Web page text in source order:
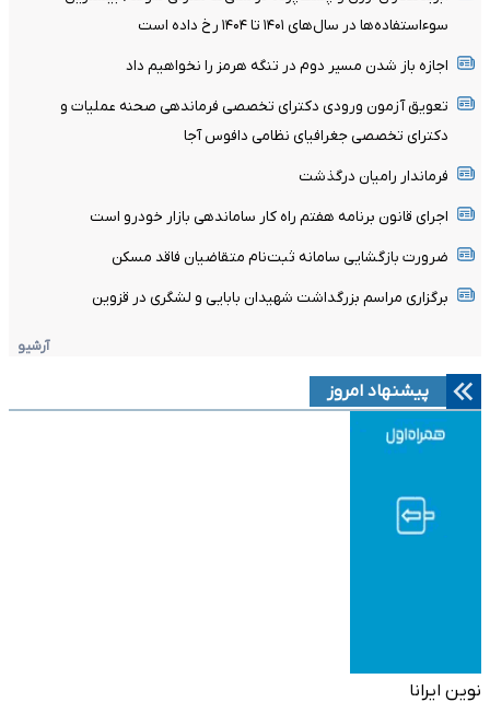
سوءاستفاده‌ها در سال‌های ۱۴۰۱ تا ۱۴۰۴ رخ داده است
اجازه باز شدن مسیر دوم در تنگه هرمز را نخواهیم داد
تعویق آزمون ورودی دکترای تخصصی فرماندهی صحنه عملیات و
دکترای تخصصی جغرافیای نظامی دافوس آجا
فرماندار رامیان درگذشت
اجرای قانون برنامه هفتم راه کار ساماندهی بازار خودرو است
ضرورت بازگشایی سامانه ثبت‌نام متقاضیان فاقد مسکن
برگزاری مراسم بزرگداشت شهیدان بابایی و لشگری در قزوین
آرشیو
پیشنهاد امروز
نوین ایرانا